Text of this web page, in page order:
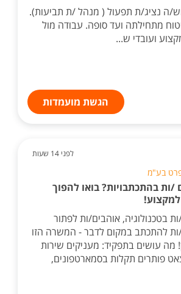
ה נציג/ת תפעול ( מנהל /ת תביעות).
מתחילתה ועד סופה. עבודה מול
ועובדי ש...
הגשת מועמדות
לפני 14 שעות
בע"מ
/ות בהתכתבויות? בואו להפוך
בטכנולוגיה, אוהבים/ות לפתור
ות להתכתב במקום לדבר - המשרה הזו
מה עושים בתפקיד: מעניקים שירות
פותרים תקלות בסמארטפונים,